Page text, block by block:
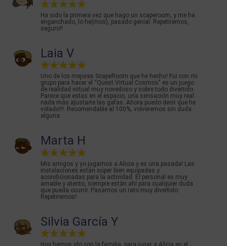
Ha sido la primera vez que hago un scaperoom, y me ha
enganchado, lo he(mos), pasado genial. Repetiremos,
seguro!!
Laia V
Uno de los mejores ScapeRoom que he hecho! Fui con mi
grupo para hacer el “Quest Virtual Cosmos" es un juego
de realidad virtual muy novedoso y sobre todo divertido.
Parece que estas en el espacio, una sensación muy real
nada más ajustarte las gafas. Ahora puedo decir que he
volado!!!. Recomendable al 100%, volveremos sin duda
alguna.
Marta H
Mis amigos y yo jugamos a Alicia y es una pasada! Las
instalaciones están súper bien equipadas y
acondicionadas para la actividad. El personal es muy
amable y atento, siempre están ahí para cualquier duda
que pueda ocurrir. Pasamos un rato muy divertido.
Repetiremos!
Silvia García Y
Hoy hemos ido con la familia, para jugar a Alícia en el